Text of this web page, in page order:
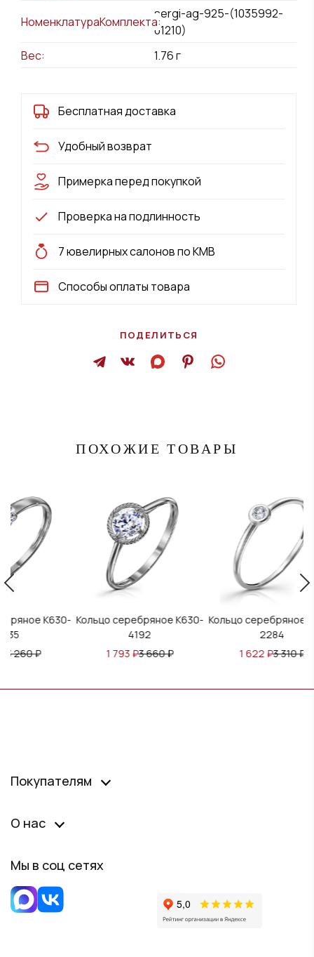
НоменклатураКомплекта:
sergi-ag-925-(1035992-
01210)
Вес:
1.76г
Бесплатная доставка
Удобный возврат
Примерка перед покупкой
Проверка на подлинность
7 ювелирных салонов по КМВ
Способы оплаты товара
ПОДЕЛИТЬСЯ
ПОХОЖИЕ ТОВАРЫ
Кольцо серебряное К630-
3 660₽
Кольцо серебряное К630-
3 310₽
Покупателям
О нас
Мы в соц сетях